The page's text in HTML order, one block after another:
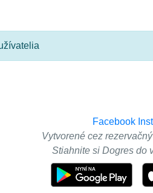
Facebook
Vytvorené cez
Stiahnite si Dogres do